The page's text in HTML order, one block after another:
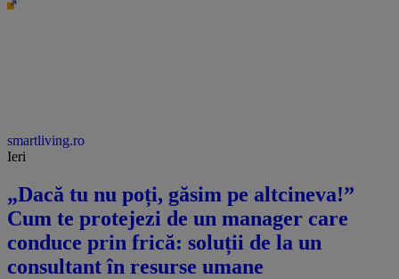
smartliving.ro
Ieri
„Dacă tu nu poți, găsim pe altcineva!”
Cum te protejezi de un manager care
conduce prin frică: soluții de la un
consultant în resurse umane